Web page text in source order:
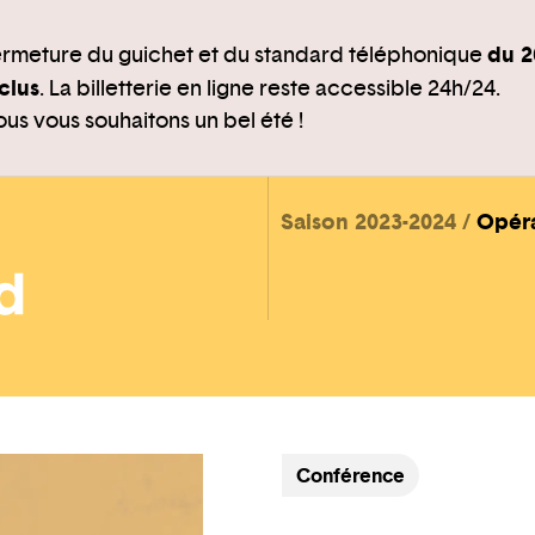
du guichet et du standard téléphoniquedu
. La billetterie en ligne reste accessible 24h/24.
vous souhaitons un bel été !
Saison 2023-2024
Conférence